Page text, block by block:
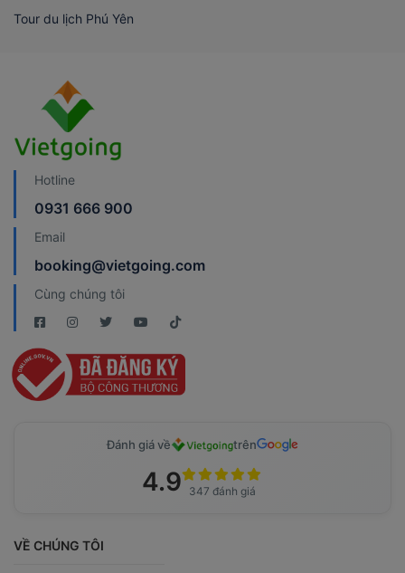
Tour du lịch Phú Yên
Hotline
0931 666 900
Email
booking@vietgoing.com
Cùng chúng tôi
Đánh giá về trên
4.9 347 đánh giá
VỀ CHÚNG TÔI